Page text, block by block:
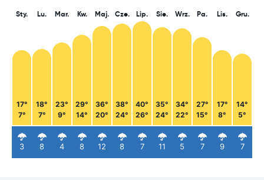
Sty.
17°
7°
3
Lu.
18°
7°
8
Mar.
23°
9°
4
Kw.
29°
14°
8
Maj.
36°
20°
12
Cze.
38°
24°
8
Lip.
40°
26°
7
Sie.
35°
24°
11
Wrz.
34°
22°
5
Pa.
27°
15°
7
Lis.
17°
8°
9
Gru.
14°
5°
7